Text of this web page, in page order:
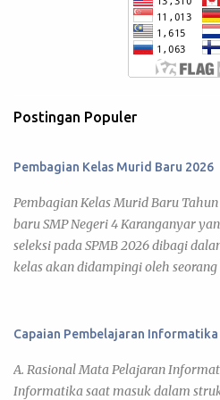
Postingan Populer
Pembagian Kelas Murid Baru 2026
Pembagian Kelas Murid Baru
baru SMP Negeri 4 Karanganyar
seleksi pada SPMB 2026 dibagi
kelas akan didampingi oleh seorang
pendidikan tahun pelajaran 2026/
dapat kamu lihat pada link tiap kelas.
H Daftar Siswa Kelas VII A Wali
Capaian Pembelajaran Informatika
A. Rasional Mata Pelajaran
Informatika saat masuk dalam